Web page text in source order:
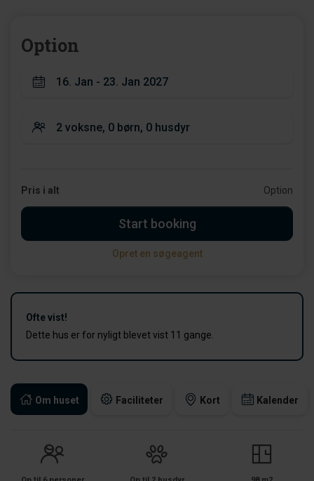
Om huset Faciliteter Kort Kalender
Option
Pris i alt Option
Start booking
Opret en søgeagent
Ofte vist!
Dette hus er for nyligt blevet vist 11 gange.